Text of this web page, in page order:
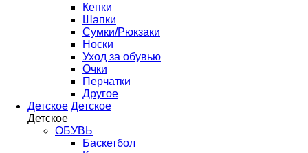
Кепки
Шапки
Сумки/Рюкзаки
Носки
Уход за обувью
Очки
Перчатки
Другое
Детское Детское
Детское
ОБУВЬ
Баскетбол